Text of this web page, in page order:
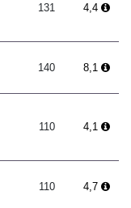
131
4,4
140
8,1
110
4,1
110
4,7